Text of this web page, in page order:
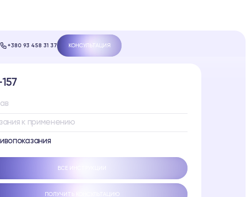
+380 93 458 31 37 КОНСУЛЬТАЦИЯ
к применению
ВСЕ ИНСТРУКЦИИ
ПОЛУЧИТЬ КОНСУЛЬТАЦИЮ